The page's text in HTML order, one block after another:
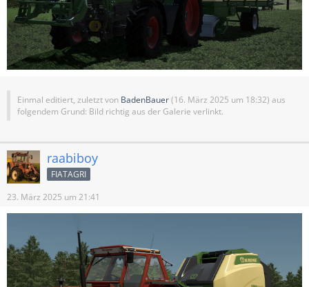
Einmal editiert, zuletzt von BadenBauer(16. März 2025 um 18:32) aus
folgendem Grund: Bild richtig aus der Galerie verlinkt.
raabiboy
FIATAGRI
23. März 2025 um 21:41